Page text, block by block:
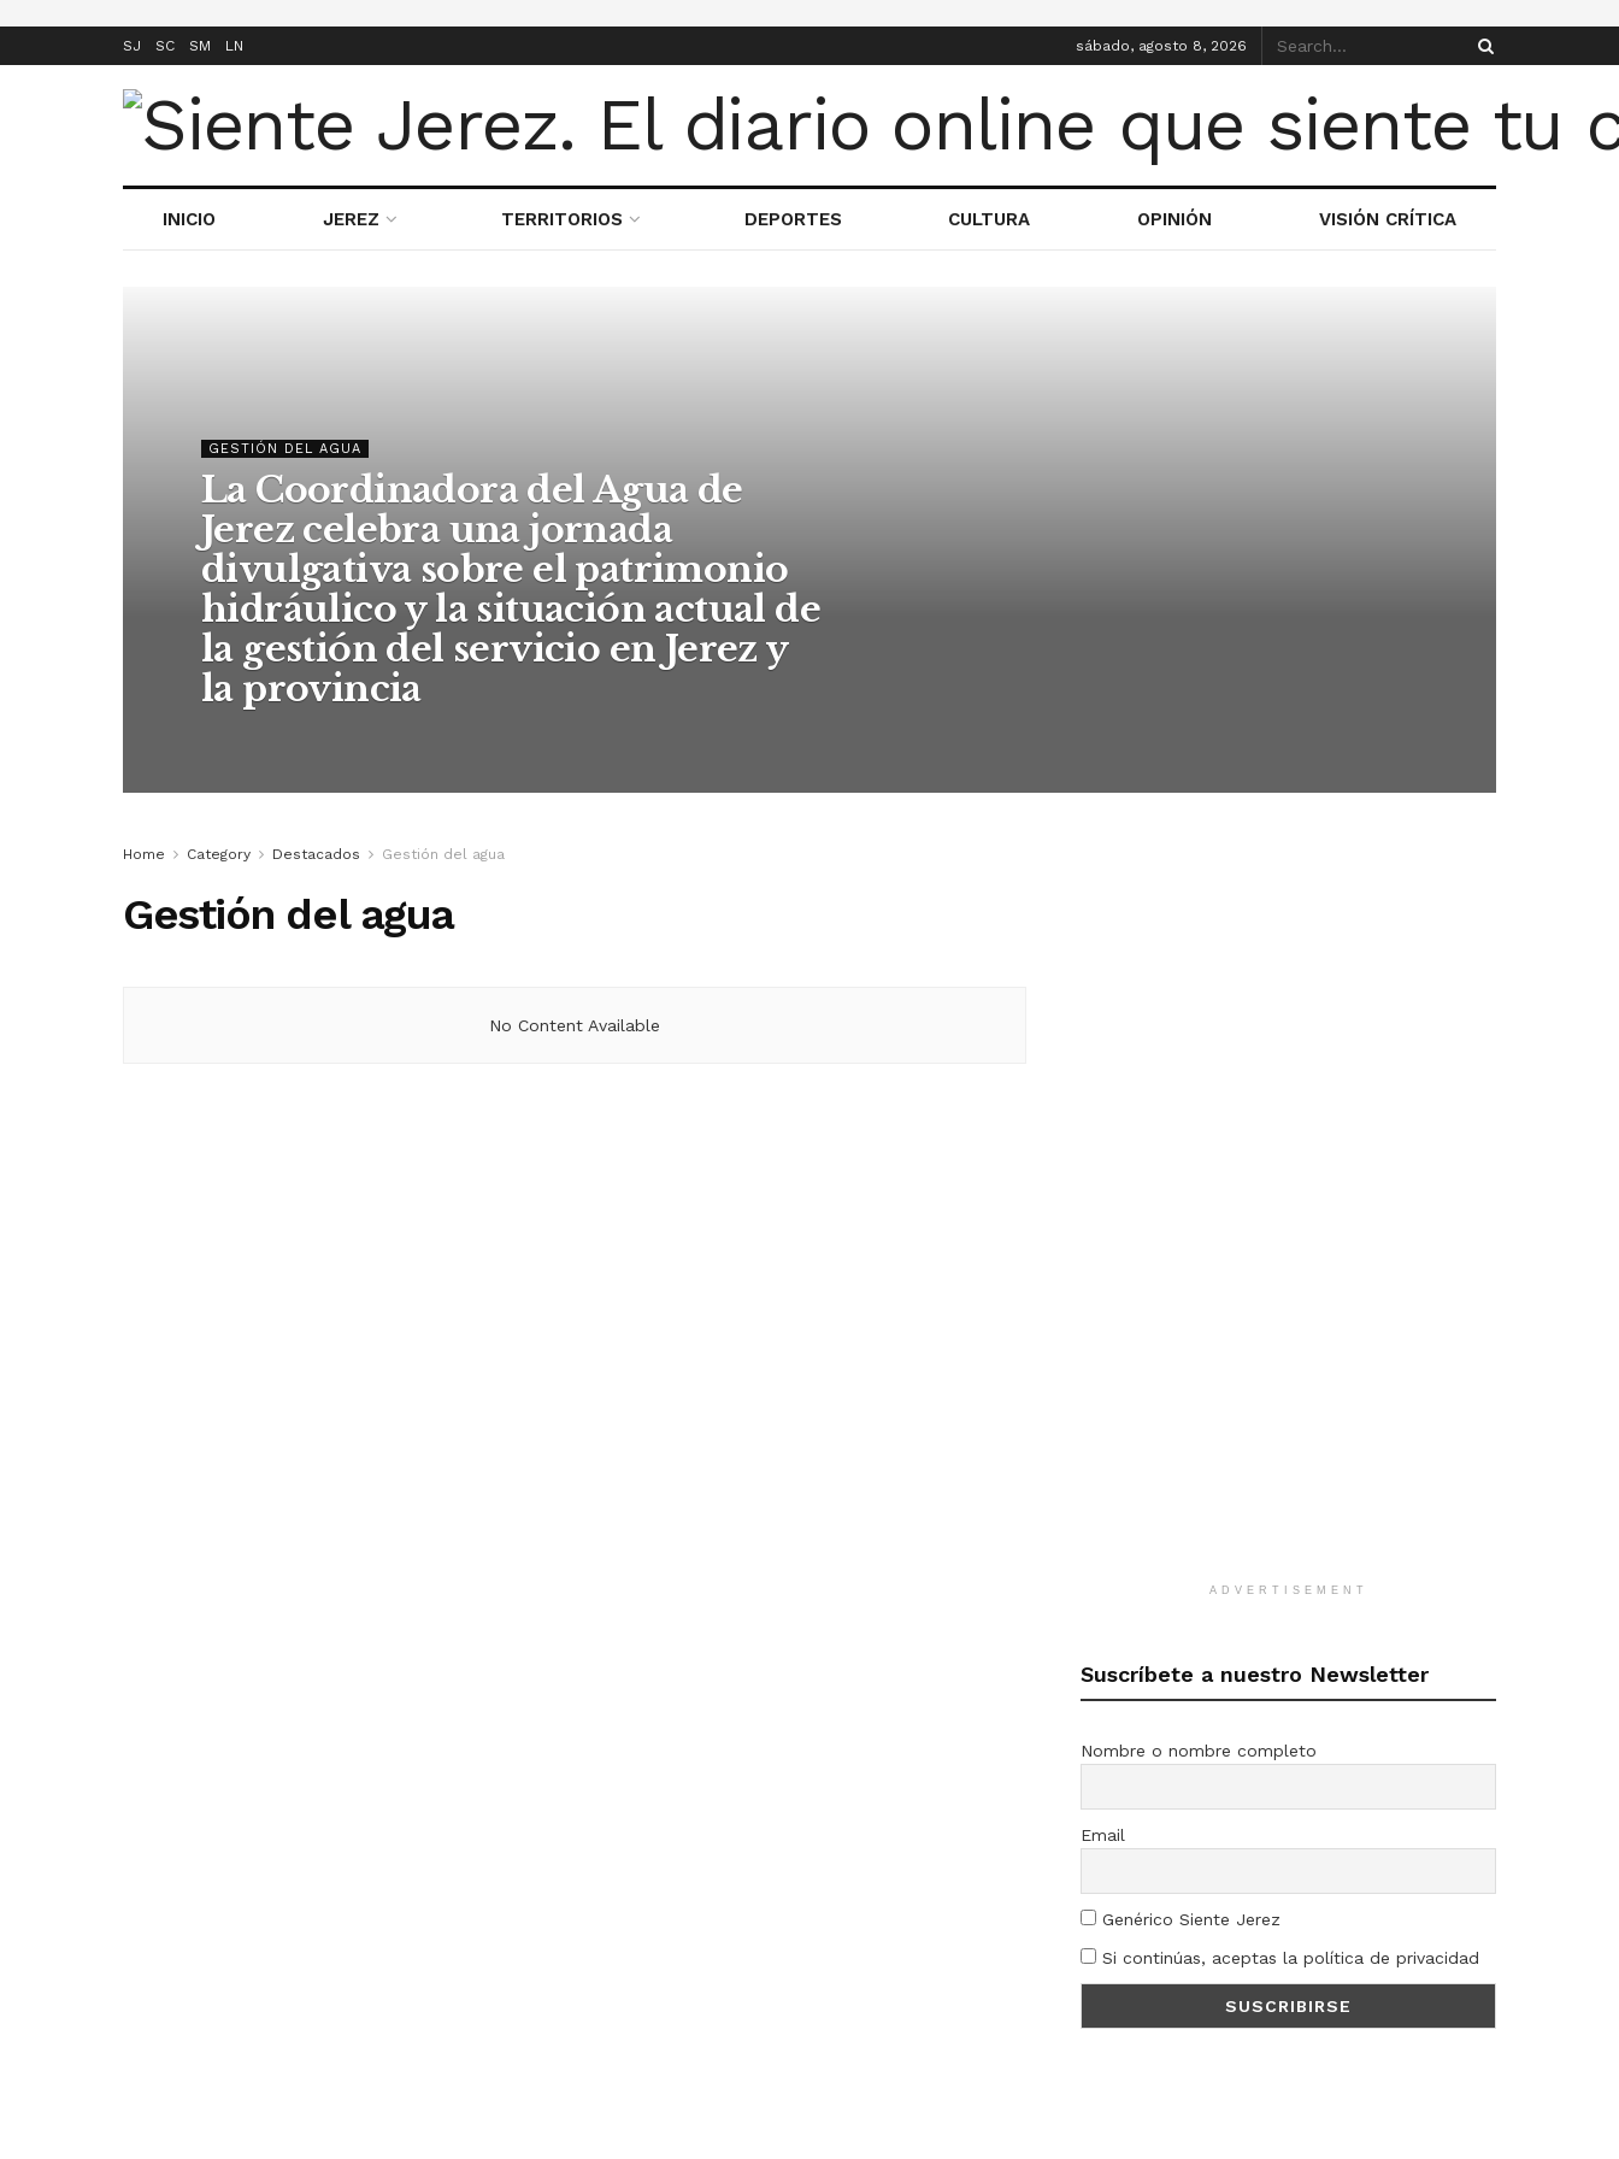
SJ SC SM LN sábado, agosto 8, 2026
INICIO JEREZ TERRITORIOS DEPORTES CULTURA OPINIÓN VISIÓN CRÍTICA
GESTIÓN DEL AGUA
La Coordinadora del Agua de
Jerez celebra una jornada
divulgativa sobre el patrimonio
hidráulico y la situación actual de
la gestión del servicio en Jerez y
la provincia
Home Category Destacados Gestión del agua
Gestión del agua
No Content Available
ADVERTISEMENT
Suscríbete a nuestro Newsletter
Nombre o nombre completo
Email
Genérico Siente Jerez
Si continúas, aceptas la política de privacidad